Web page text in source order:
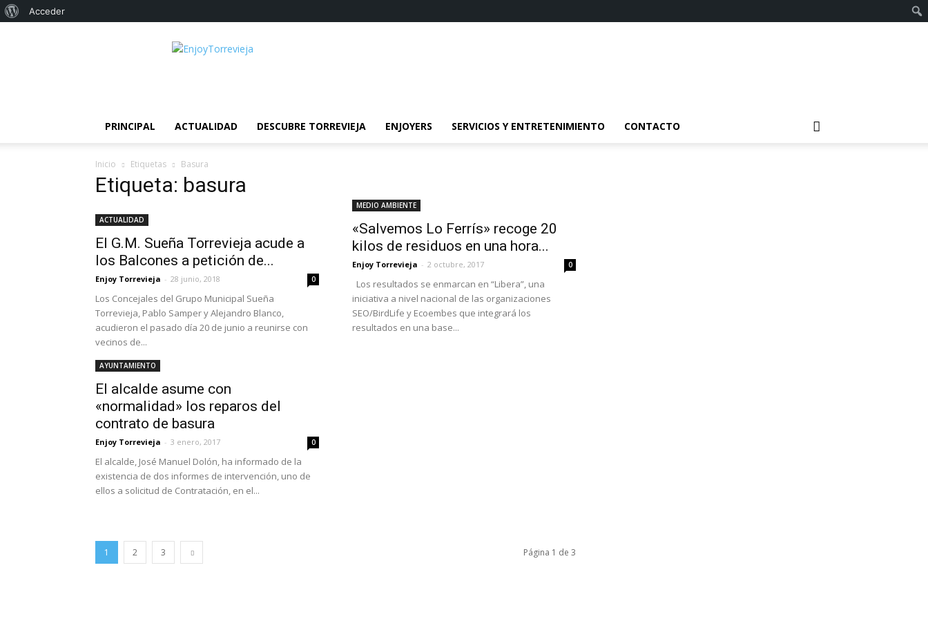
Torrevieja
PRINCIPAL ACTUALIDAD DESCUBRE TORREVIEJA ENJOYERS SERVICIOS Y ENTRETENIMIENTO CONTACTO
Inicio Etiquetas Basura
Etiqueta: basura
ACTUALIDAD
El G.M. Sueña Torrevieja acude a
los Balcones a petición de...
Enjoy Torrevieja - 28 junio, 2018 0
Los Concejales del Grupo Municipal Sueña
Torrevieja, Pablo Samper y Alejandro Blanco,
acudieron el pasado día 20 de junio a reunirse con
vecinos de...
MEDIO AMBIENTE
«Salvemos Lo Ferrís» recoge 20
kilos de residuos en una hora...
Enjoy Torrevieja - 2 octubre, 2017 0
Los resultados se enmarcan en “Libera”, una
iniciativa a nivel nacional de las organizaciones
SEO/BirdLife y Ecoembes que integrará los
resultados en una base...
AYUNTAMIENTO
El alcalde asume con
«normalidad» los reparos del
contrato de basura
Enjoy Torrevieja - 3 enero, 2017 0
El alcalde, José Manuel Dolón, ha informado de la
existencia de dos informes de intervención, uno de
ellos a solicitud de Contratación, en el...
1 2 3 Página 1 de 3
Acerca
Acceder